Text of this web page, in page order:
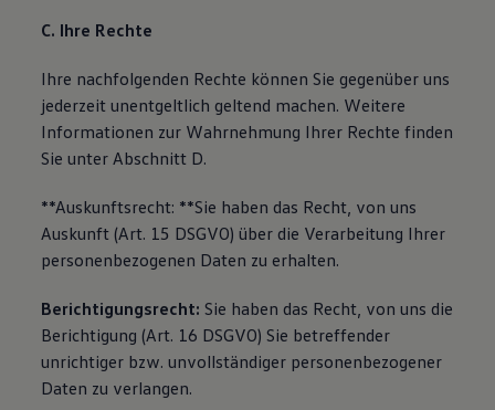
C. Ihre Rechte
Ihre nachfolgenden Rechte können Sie gegenüber uns
jederzeit unentgeltlich geltend machen. Weitere
Informationen zur Wahrnehmung Ihrer Rechte finden
Sie unter Abschnitt D.
**Auskunftsrecht: **Sie haben das Recht, von uns
Auskunft (Art. 15 DSGVO) über die Verarbeitung Ihrer
personenbezogenen Daten zu erhalten.
Berichtigungsrecht: Sie haben das Recht, von uns die
Berichtigung (Art. 16 DSGVO) Sie betreffender
unrichtiger bzw. unvollständiger personenbezogener
Daten zu verlangen.